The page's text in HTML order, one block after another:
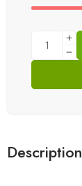
Description